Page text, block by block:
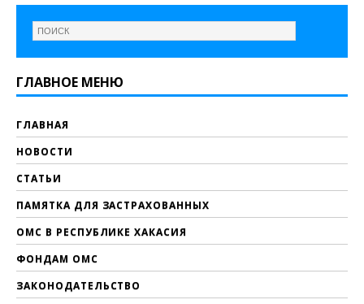
ГЛАВНОЕ МЕНЮ
ГЛАВНАЯ
НОВОСТИ
СТАТЬИ
ПАМЯТКА ДЛЯ ЗАСТРАХОВАННЫХ
ОМС В РЕСПУБЛИКЕ ХАКАСИЯ
ФОНДАМ ОМС
ЗАКОНОДАТЕЛЬСТВО